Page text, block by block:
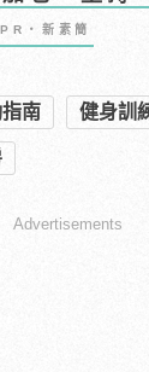
PR・新素簡
南 健身訓
Advertisements